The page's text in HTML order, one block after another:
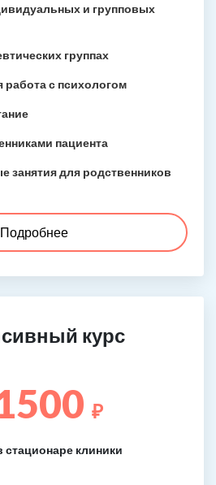
и групповых
группах
с психологом
пациента
занятия для родственников
Подробнее
курс
₽
стационаре клиники